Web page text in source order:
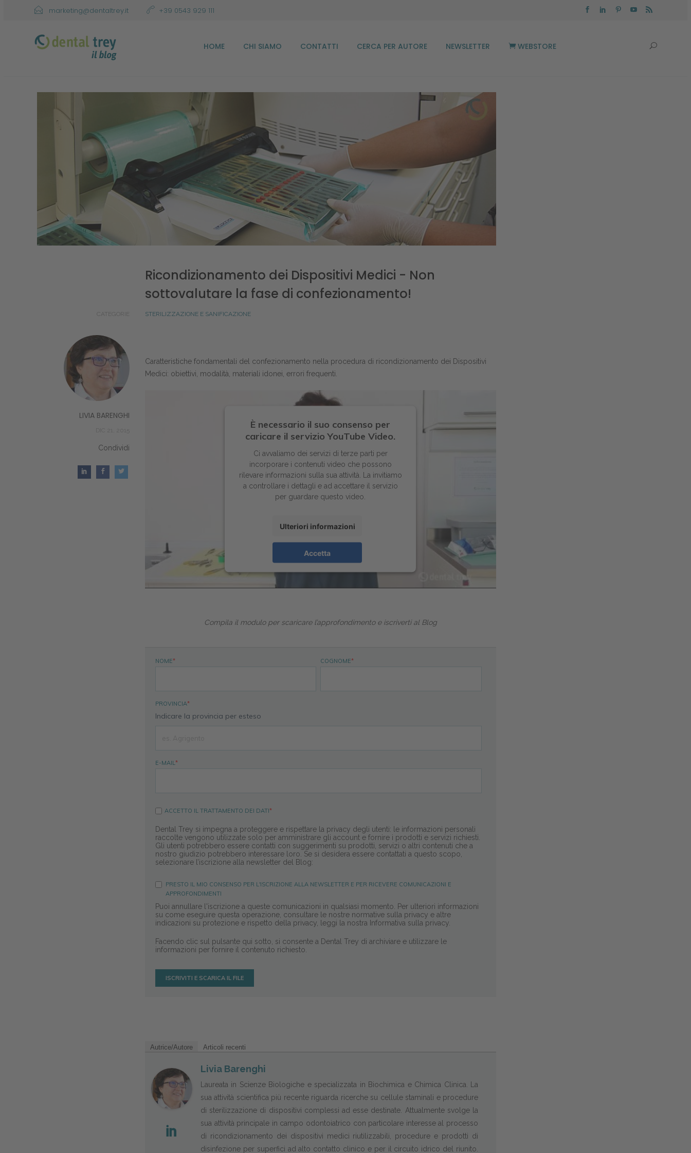
marketing@dentaltrey.it +39 0543 929 111
HOME CHI SIAMO CONTATTI CERCA PER AUTORE NEWSLETTER WEBSTORE
Ricondizionamento dei Dispositivi Medici - Non
sottovalutare la fase di confezionamento!
CATEGORIE STERILIZZAZIONE E SANIFICAZIONE
LIVIA BARENGHI
Condividi
Caratteristiche fondamentali del confezionamento nella procedura di ricondizionamento dei Dispositivi
Medici: obiettivi, modalità, materiali idonei, errori frequenti.
È necessario il suo consenso per
caricare il servizio YouTube Video.
Ci avvaliamo dei servizi di terze parti per
incorporare i contenuti video che possono
rilevare informazioni sulla sua attività. La invitiamo
a controllare i dettagli e ad accettare il servizio
per guardare questo video.
Ulteriori informazioni
Accetta
Compila il modulo per scaricare l’approfondimento e iscriverti al Blog
NOME* COGNOME*
PROVINCIA*
Indicare la provincia per esteso
E-MAIL*
ACCETTO IL TRATTAMENTO DEI DATI*
Dental Trey si impegna a proteggere e rispettare la privacy degli utenti: le informazioni personali
raccolte vengono utilizzate solo per amministrare gli account e fornire i prodotti e servizi richiesti.
Gli utenti potrebbero essere contatti con suggerimenti su prodotti, servizi o altri contenuti che a
nostro giudizio potrebbero interessare loro. Se si desidera essere contattati a questo scopo,
selezionare l’iscrizione alla newsletter del Blog:
PRESTO IL MIO CONSENSO PER L'ISCRIZIONE ALLA NEWSLETTER E PER RICEVERE COMUNICAZIONI E
APPROFONDIMENTI
Puoi annullare l'iscrizione a queste comunicazioni in qualsiasi momento. Per ulteriori informazioni
su come eseguire questa operazione, consultare le nostre normative sulla privacy e altre
indicazioni su protezione e rispetto della privacy, leggi la nostra Informativa sulla privacy.
Facendo clic sul pulsante qui sotto, si consente a Dental Trey di archiviare e utilizzare le
informazioni per fornire il contenuto richiesto.
Autrice/Autore Articoli recenti
Livia Barenghi
Laureata in Scienze Biologiche e specializzata in Biochimica e Chimica Clinica. La
sua attività scientifica più recente riguarda ricerche su cellule staminali e procedure
di sterilizzazione di dispositivi complessi ad esse destinate. Attualmente svolge la
sua attività principale in campo odontoiatrico con particolare interesse al processo
di ricondizionamento dei dispositivi medici riutilizzabili, procedure e prodotti di
disinfezione per superfici ad alto contatto clinico e per il circuito idrico del riunito.